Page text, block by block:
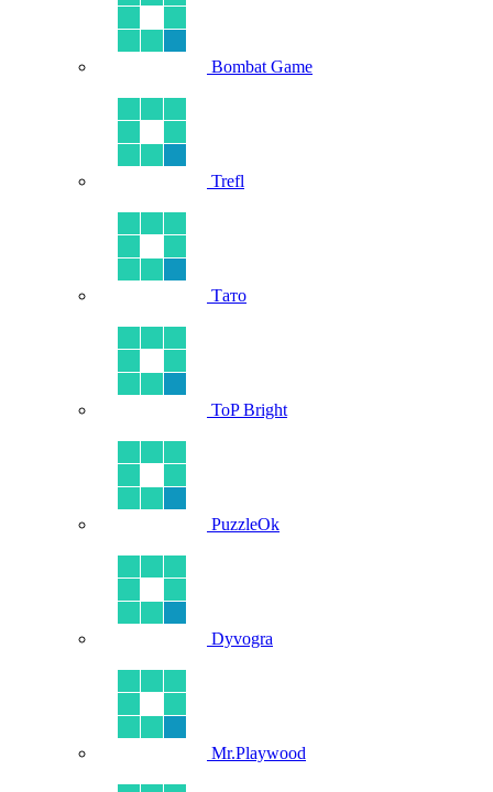
Bombat Game
Trefl
Тато
ToP Bright
PuzzleOk
Dyvogra
Mr.Playwood